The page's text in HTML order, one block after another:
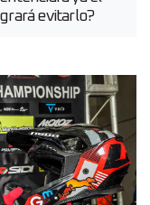
evitarlo?